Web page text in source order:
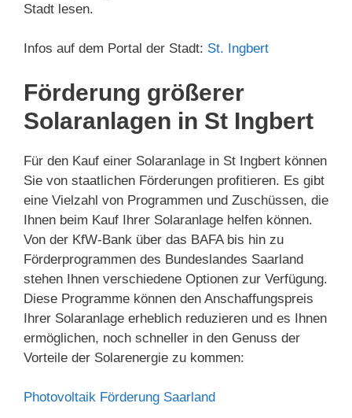
Stadt lesen.
Infos auf dem Portal der Stadt: St. Ingbert
Förderung größerer
Solaranlagen in St Ingbert
Für den Kauf einer Solaranlage in St Ingbert können
Sie von staatlichen Förderungen profitieren. Es gibt
eine Vielzahl von Programmen und Zuschüssen, die
Ihnen beim Kauf Ihrer Solaranlage helfen können.
Von der KfW-Bank über das BAFA bis hin zu
Förderprogrammen des Bundeslandes Saarland
stehen Ihnen verschiedene Optionen zur Verfügung.
Diese Programme können den Anschaffungspreis
Ihrer Solaranlage erheblich reduzieren und es Ihnen
ermöglichen, noch schneller in den Genuss der
Vorteile der Solarenergie zu kommen:
Photovoltaik Förderung Saarland